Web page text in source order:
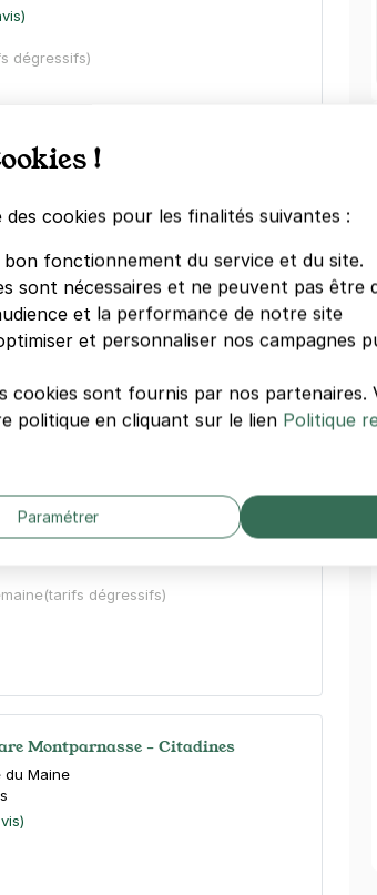
dégressifs)
Necker - Pasteur
(tarifs dégressifs)
(tarifs dégressifs)
Montparnasse - Citadines
du Maine
!
des cookies pour les finalités suivantes :
bon fonctionnement du service et du site.
sont nécessaires et ne peuvent pas être
et la performance de notre site
et personnaliser nos campagnes
cookies sont fournis par nos
politique en cliquant sur le lien Politique
Paramétrer